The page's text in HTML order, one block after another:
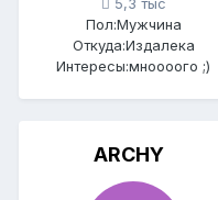
5,3 тыс
Пол:Мужчина
Откуда:Издалека
Интересы:мноооого ;)
ARCHY